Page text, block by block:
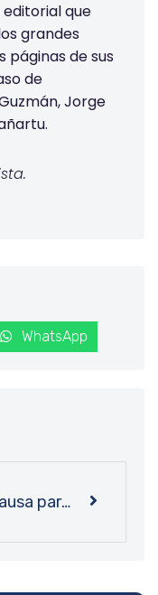
editorial que
grandes
páginas de sus
de
Jorge
WhatsApp
Una pausa para desconectar: Estudiantes participan de sesiones de canoterapia en Bibliotecas UdeC